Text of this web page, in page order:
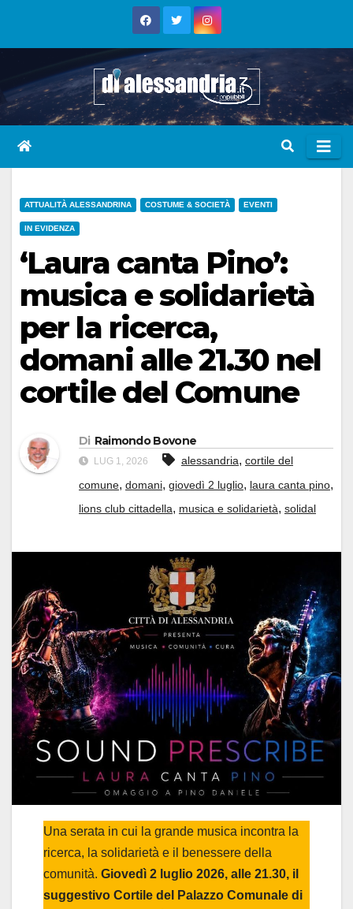
ATTUALITÀ ALESSANDRINA COSTUME & SOCIETÀ EVENTI
IN EVIDENZA
‘Laura canta Pino’:
musica e solidarietà
per la ricerca,
domani alle 21.30 nel
cortile del Comune
Di Raimondo Bovone
LUG 1, 2026 alessandria, cortile del
comune, domani, giovedì 2 luglio, laura canta pino,
lions club cittadella, musica e solidarietà, solidal
Una serata in cui la grande musica incontra la
ricerca, la solidarietà e il benessere della
comunità. Giovedì 2 luglio 2026, alle 21.30, il
suggestivo Cortile del Palazzo Comunale di